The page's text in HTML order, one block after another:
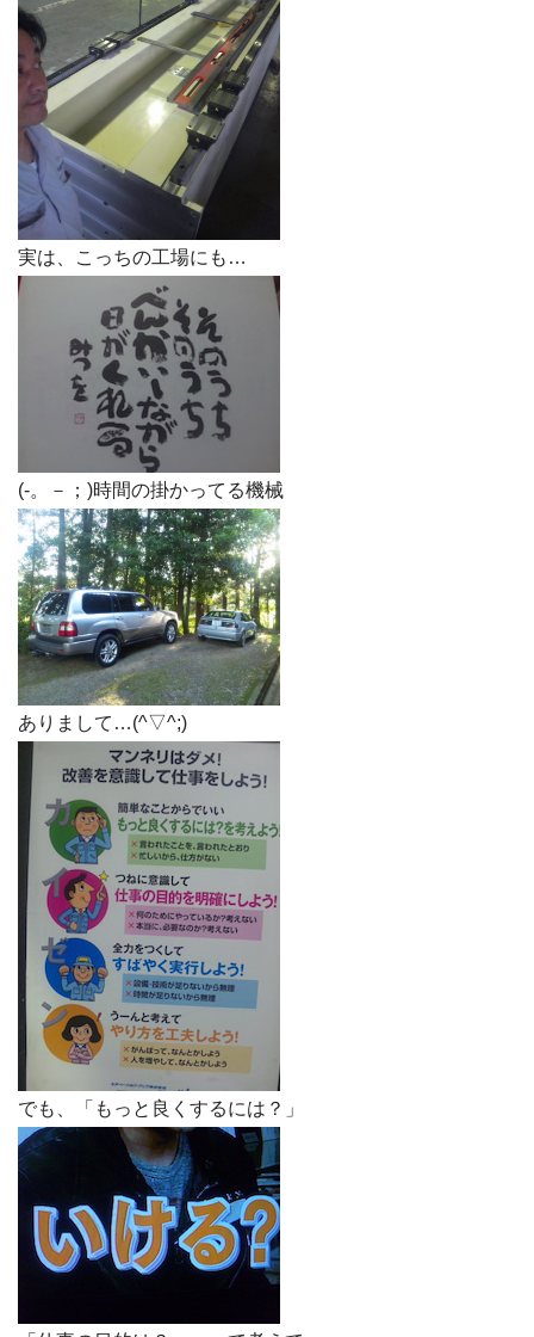
実は、こっちの工場にも…
(-。－；)時間の掛かってる機械
ありまして…(^▽^;)
でも、「もっと良くするには？」